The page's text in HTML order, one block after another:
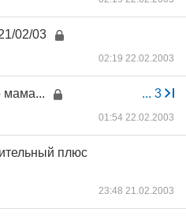
02/03
02:19 22.02.2003
... 3
мама...
01:54 22.02.2003
плюс
23:48 21.02.2003